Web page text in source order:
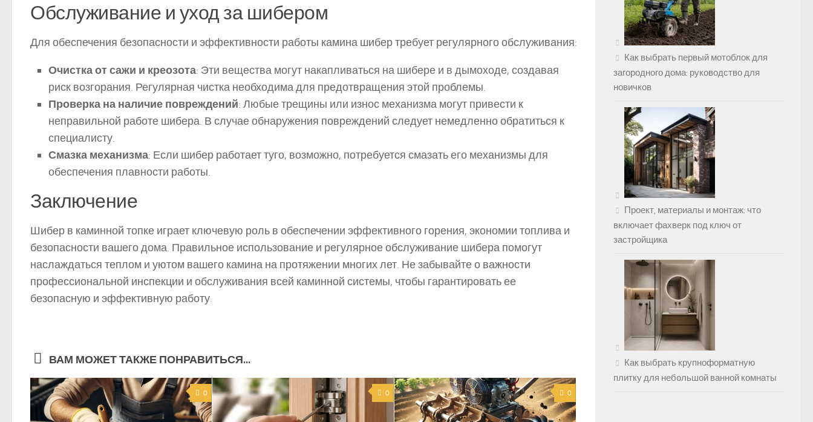
Обслуживание и уход за шибером
Для обеспечения безопасности и эффективности работы камина шибер требует регулярного обслуживания:
Очистка от сажи и креозота: Эти вещества могут накапливаться на шибере и в дымоходе, создавая
риск возгорания. Регулярная чистка необходима для предотвращения этой проблемы.
Проверка на наличие повреждений: Любые трещины или износ механизма могут привести к
неправильной работе шибера. В случае обнаружения повреждений следует немедленно обратиться к
специалисту.
Смазка механизма: Если шибер работает туго, возможно, потребуется смазать его механизмы для
обеспечения плавности работы.
Заключение
Шибер в каминной топке играет ключевую роль в обеспечении эффективного горения, экономии топлива и
безопасности вашего дома. Правильное использование и регулярное обслуживание шибера помогут
наслаждаться теплом и уютом вашего камина на протяжении многих лет. Не забывайте о важности
профессиональной инспекции и обслуживания всей каминной системы, чтобы гарантировать ее
безопасную и эффективную работу.
ВАМ МОЖЕТ ТАКЖЕ ПОНРАВИТЬСЯ...
0 0 0
Как выбрать первый мотоблок для
загородного дома: руководство для
новичков
Проект, материалы и монтаж: что
включает фахверк под ключ от
застройщика
Как выбрать крупноформатную
плитку для небольшой ванной комнаты